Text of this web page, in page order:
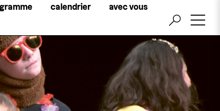
menu
calendrier avec vous
billetterie